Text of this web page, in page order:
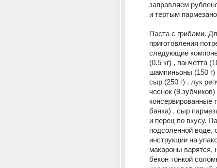
заправляем
и тертым
Паста с грибами.
приготовления
следующие
(0.5 кг) , панчетта
шампиньоны (150 г)
сыр (250 г) , лук
чеснок (9 зубчиков)
консервированные
банка) , сыр
и перец по вкусу.
подсоленной воде,
инструкции на
макароны варятся,
бекон тонкой